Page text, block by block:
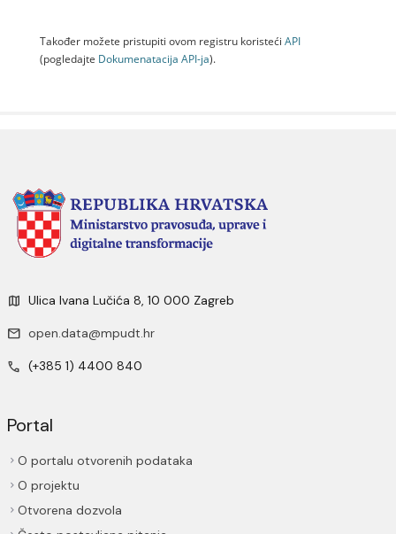
Također možete pristupiti ovom registru koristeći API
(pogledajte Dokumenаtаcijа API-jа).